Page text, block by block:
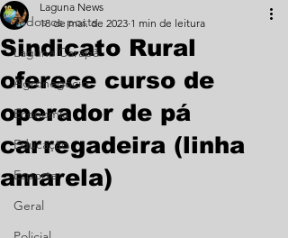
Todos os posts
Laguna Carapã
Agronegócio
Economia
Educação
Esporte
Geral
Sindicato Rural
oferece curso de
operador de pá
carregadeira (linha
amarela)
Laguna News
18 de mai. de 2023 1 min de leitura